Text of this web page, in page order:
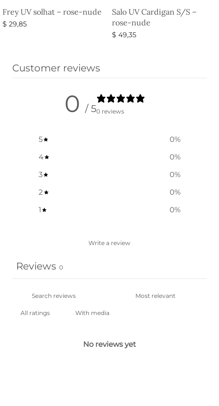
Frey UV solhat – rose-nude
$ 29,85
Salo UV Cardigan S/S –
rose-nude
$ 49,35
Customer reviews
0 / 50 reviews
5 0%
4
0%
3
0%
2
0%
1
0%
Write a review
Reviews 0
With media
No reviews yet